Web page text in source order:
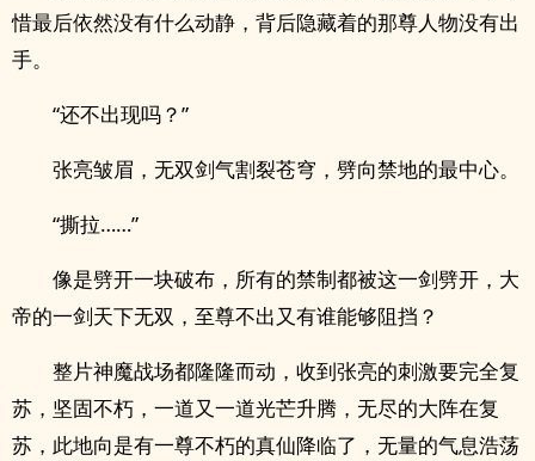
惜最后依然没有什么动静，背后隐藏着的那尊人物没有出
手。
“还不出现吗？”
张亮皱眉，无双剑气割裂苍穹，劈向禁地的最中心。
“撕拉……”
像是劈开一块破布，所有的禁制都被这一剑劈开，大
帝的一剑天下无双，至尊不出又有谁能够阻挡？
整片神魔战场都隆隆而动，收到张亮的刺激要完全复
苏，坚固不朽，一道又一道光芒升腾，无尽的大阵在复
苏，此地向是有一尊不朽的真仙降临了，无量的气息浩荡